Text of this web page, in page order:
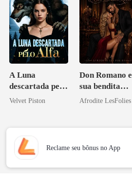
A Luna
descartada pelo
Alfa
Velvet Piston
Don Romano e
sua bendita
ruína
Afrodite LesFolies
Reclame seu bônus no App